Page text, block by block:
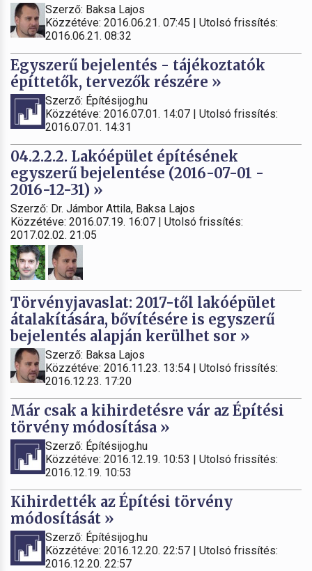
Szerző: Baksa Lajos
Közzétéve: 2016.06.21. 07:45 | Utolsó frissítés:
2016.06.21. 08:32
Egyszerű bejelentés - tájékoztatók
építtetők, tervezők részére »
Szerző: Építésijog.hu
Közzétéve: 2016.07.01. 14:07 | Utolsó frissítés:
2016.07.01. 14:31
04.2.2.2. Lakóépület építésének
egyszerű bejelentése (2016-07-01 -
2016-12-31) »
Szerző: Dr. Jámbor Attila, Baksa Lajos
Közzétéve: 2016.07.19. 16:07 | Utolsó frissítés:
2017.02.02. 21:05
Törvényjavaslat: 2017-től lakóépület
átalakítására, bővítésére is egyszerű
bejelentés alapján kerülhet sor »
Szerző: Baksa Lajos
Közzétéve: 2016.11.23. 13:54 | Utolsó frissítés:
2016.12.23. 17:20
Már csak a kihirdetésre vár az Építési
törvény módosítása »
Szerző: Építésijog.hu
Közzétéve: 2016.12.19. 10:53 | Utolsó frissítés:
2016.12.19. 10:53
Kihirdették az Építési törvény
módosítását »
Szerző: Építésijog.hu
Közzétéve: 2016.12.20. 22:57 | Utolsó frissítés:
2016.12.20. 22:57